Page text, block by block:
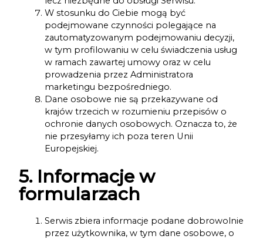
W stosunku do Ciebie mogą być
podejmowane czynności polegające na
zautomatyzowanym podejmowaniu decyzji,
w tym profilowaniu w celu świadczenia usług
w ramach zawartej umowy oraz w celu
prowadzenia przez Administratora
marketingu bezpośredniego.
Dane osobowe nie są przekazywane od
krajów trzecich w rozumieniu przepisów o
ochronie danych osobowych. Oznacza to, że
nie przesyłamy ich poza teren Unii
Europejskiej.
5. Informacje w
formularzach
Serwis zbiera informacje podane dobrowolnie
przez użytkownika, w tym dane osobowe, o